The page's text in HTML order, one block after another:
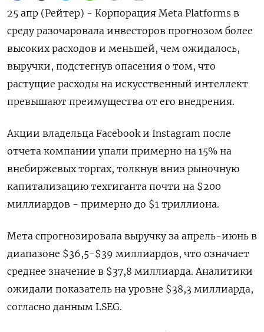
25 апр (Рейтер) - Корпорация Meta Platforms в
среду разочаровала инвесторов прогнозом более
высоких расходов и меньшей, чем ожидалось,
выручки, подстегнув опасения о том, что
растущие расходы на искусственный интеллект
превышают преимущества от его внедрения.
Акции владельца Facebook и Instagram после
отчета компании упали примерно на 15% на
внебиржевых торгах, толкнув вниз рыночную
капитализацию техгиганта почти на $200
миллиардов - примерно до $1 триллиона.
Мета спрогнозировала выручку за апрель-июнь в
диапазоне $36,5-$39 миллиардов, что означает
среднее значение в $37,8 миллиарда. Аналитики
ожидали показатель на уровне $38,3 миллиарда,
согласно данным LSEG.